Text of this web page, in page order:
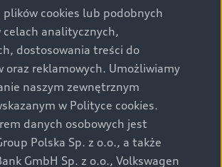
plików cookies lub podobnych
analitycznych,
dostosowania treści do
oraz reklamowych. Umożliwiamy
naszym zewnętrznym
w Polityce cookies.
danych osobowych jest
Polska Sp. z o.o., a także
GmbH Sp. z o.o., Volkswagen
rekomendowane i obejmują podatek
że inaczej zaznaczono.
możliwość wprowadzenia zmian w
wersjach. Przedstawione detale
różnić się od specyfikacji
rynek polski. Zamieszczone zdjęcia
wyposażenie opcjonalne, dostępne